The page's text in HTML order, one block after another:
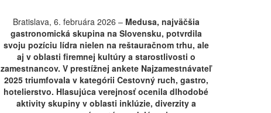
Bratislava, 6. februára 2026 – Medusa, najväčšia
gastronomická skupina na Slovensku, potvrdila
svoju pozíciu lídra nielen na reštauračnom trhu, ale
aj v oblasti firemnej kultúry a starostlivosti o
zamestnancov. V prestížnej ankete Najzamestnávateľ
2025 triumfovala v kategórii Cestovný ruch, gastro,
hotelierstvo. Hlasujúca verejnosť ocenila dlhodobé
aktivity skupiny v oblasti inklúzie, diverzity a